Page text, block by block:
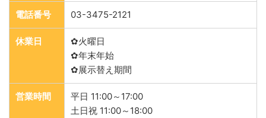
電話番号 03-3475-2121
休業日
✿火曜日
✿年末年始
✿展示替え期間
営業時間
平日 11:00～17:00
土日祝 11:00～18:00